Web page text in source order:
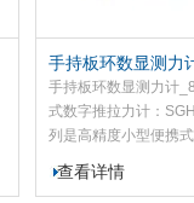
手持板环数显测力
字环式数字推拉力
手持板环数显测力计
式数字推拉力计：
列是高精度小型便携
力、压力测试仪器。该
于高低压电器、电子、
查看详情